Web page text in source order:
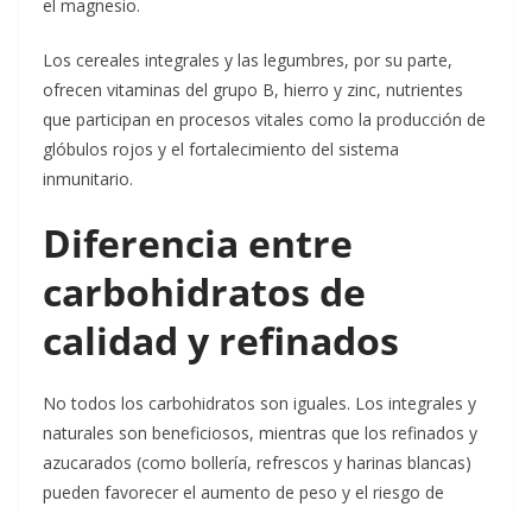
el magnesio.
Los cereales integrales y las legumbres, por su parte,
ofrecen vitaminas del grupo B, hierro y zinc, nutrientes
que participan en procesos vitales como la producción de
glóbulos rojos y el fortalecimiento del sistema
inmunitario.
Diferencia entre
carbohidratos de
calidad y refinados
No todos los carbohidratos son iguales. Los integrales y
naturales son beneficiosos, mientras que los refinados y
azucarados (como bollería, refrescos y harinas blancas)
pueden favorecer el aumento de peso y el riesgo de